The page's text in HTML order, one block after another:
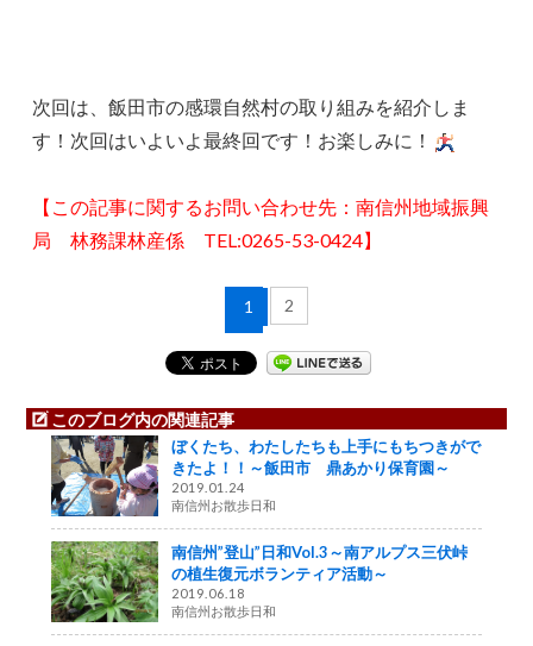
次回は、飯田市の感環自然村の取り組みを紹介しま
す！次回はいよいよ最終回です！お楽しみに！
【この記事に関するお問い合わせ先：南信州地域振興
局 林務課林産係 TEL:0265-53-0424】
1 2
このブログ内の関連記事
ぼくたち、わたしたちも上手にもちつきがで
きたよ！！～飯田市 鼎あかり保育園～
2019.01.24
南信州お散歩日和
南信州”登山”日和Vol.3～南アルプス三伏峠
の植生復元ボランティア活動～
2019.06.18
南信州お散歩日和